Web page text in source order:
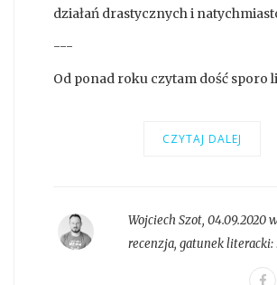
działań drastycznych i
---
Od ponad roku czytam dość sporo
CZYTAJ DALEJ
Wojciech Szot, 04.09.2020
recenzja, gatunek literacki: